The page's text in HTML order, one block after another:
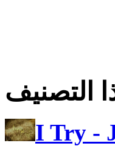
التصنيف
I Try -